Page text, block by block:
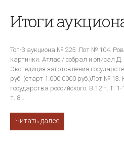
Итоги
Топ-3 аукциона № 225: Лот № 104.
картинки. Атлас / собрал и описал
Экспедиция заготовления
руб. (старт 1.000.0000 руб.)Лот №
государства российского. В 12 т. Т.
т. 8…
Читать далее